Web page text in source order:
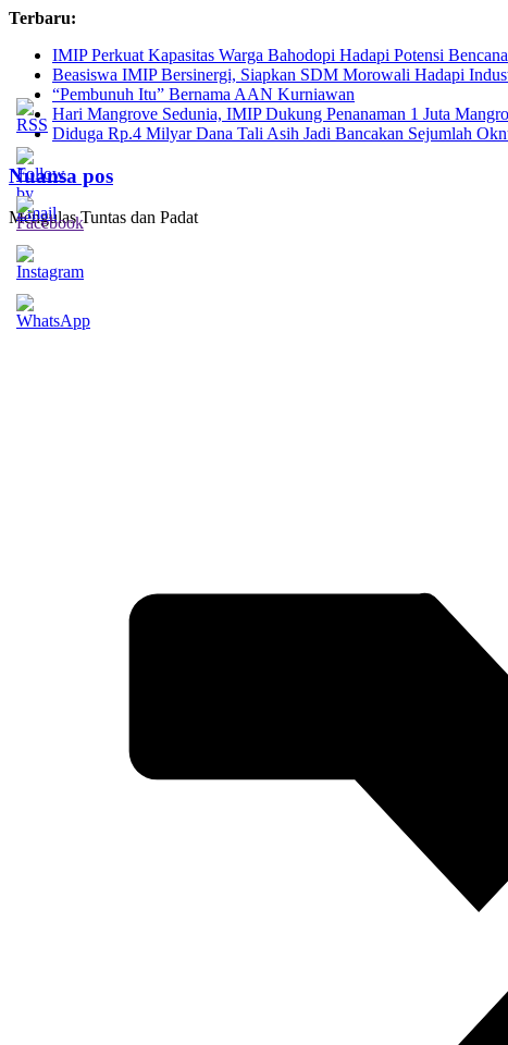
Skip
content
Terbaru:
IMIP Perkuat Kapasitas Warga Bahodopi Hadapi Potensi Bencana
Beasiswa IMIP Bersinergi, Siapkan SDM Morowali Hadapi
“Pembunuh Itu” Bernama AAN Kurniawan
Hari Mangrove Sedunia, IMIP Dukung Penanaman 1 Juta
Diduga Rp.4 Milyar Dana Tali Asih Jadi Bancakan Sejumlah
Nuansa pos
Mengulas Tuntas dan Padat